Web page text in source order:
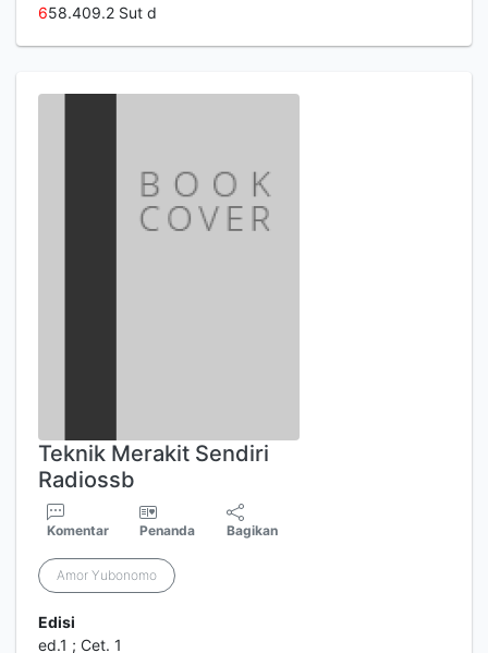
658.409.2 Sut d
Teknik Merakit Sendiri
Radiossb
Komentar Penanda Bagikan
Amor Yubonomo
Edisi
ed.1 ; Cet. 1